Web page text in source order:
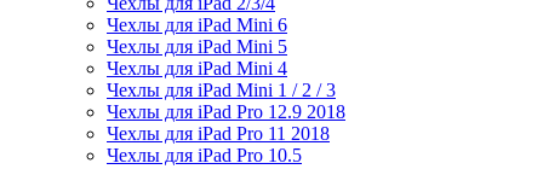
Чехлы для iPad Mini 6
Чехлы для iPad Mini 5
Чехлы для iPad Mini 4
Чехлы для iPad Mini 1 / 2 / 3
Чехлы для iPad Pro 12.9 2018
Чехлы для iPad Pro 11 2018
Чехлы для iPad Pro 10.5